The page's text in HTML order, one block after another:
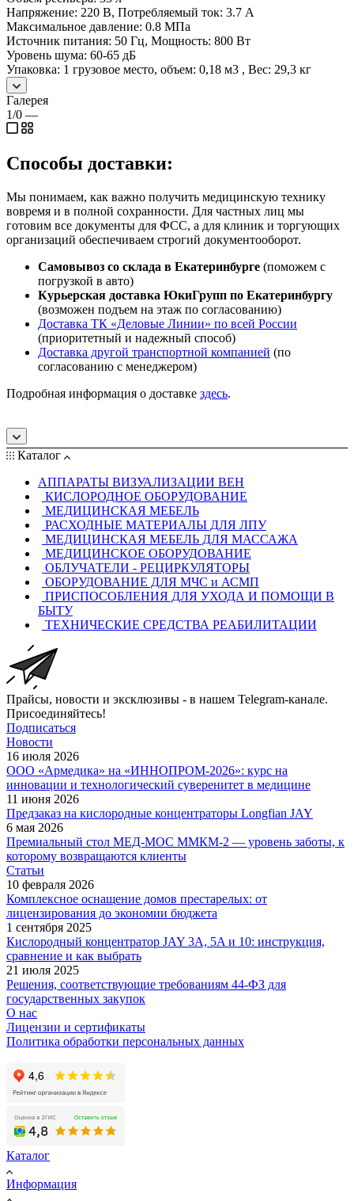
Напряжение: 220 В, Потребляемый ток: 3.7 A
Максимальное давление: 0.8 МПа
Источник питания: 50 Гц, Мощность: 800 Вт
Уровень шума: 60-65 дБ
Упаковка: 1 грузовое место, объем: 0,18 м3 , Вес: 29,3 кг
Галерея
1/0 —
Способы доставки:
Мы понимаем, как важно получить медицинскую технику
вовремя и в полной сохранности. Для частных лиц мы
готовим все документы для ФСС, а для клиник и торгующих
организаций обеспечиваем строгий документооборот.
Самовывоз со склада в Екатеринбурге (поможем с
погрузкой в авто)
Курьерская доставка ЮкиГрупп по Екатеринбургу
(возможен подъем на этаж по согласованию)
Доставка ТК «Деловые Линии» по всей России
(приоритетный и надежный способ)
Доставка другой транспортной компанией (по
согласованию с менеджером)
Подробная информация о доставке здесь.
Каталог
АППАРАТЫ ВИЗУАЛИЗАЦИИ ВЕН
КИСЛОРОДНОЕ ОБОРУДОВАНИЕ
МЕДИЦИНСКАЯ МЕБЕЛЬ
РАСХОДНЫЕ МАТЕРИАЛЫ ДЛЯ ЛПУ
МЕДИЦИНСКАЯ МЕБЕЛЬ ДЛЯ МАССАЖА
МЕДИЦИНСКОЕ ОБОРУДОВАНИЕ
ОБЛУЧАТЕЛИ - РЕЦИРКУЛЯТОРЫ
ОБОРУДОВАНИЕ ДЛЯ МЧС и АСМП
ПРИСПОСОБЛЕНИЯ ДЛЯ УХОДА И ПОМОЩИ В
БЫТУ
ТЕХНИЧЕСКИЕ СРЕДСТВА РЕАБИЛИТАЦИИ
Прайсы, новости и эксклюзивы - в нашем Telegram-канале.
Присоединяйтесь!
Подписаться
Новости
16 июля 2026
ООО «Армедика» на «ИННОПРОМ-2026»: курс на
инновации и технологический суверенитет в медицине
11 июня 2026
Предзаказ на кислородные концентраторы Longfian JAY
6 мая 2026
Премиальный стол МЕД-МОС ММКМ-2 — уровень заботы, к
которому возвращаются клиенты
Статьи
10 февраля 2026
Комплексное оснащение домов престарелых: от
лицензирования до экономии бюджета
1 сентября 2025
Кислородный концентратор JAY 3A, 5A и 10: инструкция,
сравнение и как выбрать
21 июля 2025
Решения, соответствующие требованиям 44-ФЗ для
государственных закупок
О нас
Лицензии и сертификаты
Политика обработки персональных данных
Каталог
Информация